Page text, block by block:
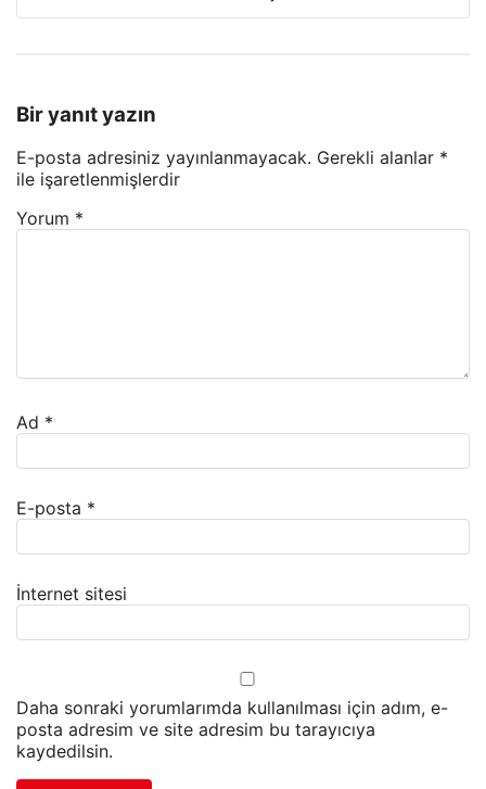
Bir yanıt yazın
E-posta adresiniz yayınlanmayacak. Gerekli alanlar *
ile işaretlenmişlerdir
Yorum *
Ad *
E-posta *
İnternet sitesi
Daha sonraki yorumlarımda kullanılması için adım, e-
posta adresim ve site adresim bu tarayıcıya
kaydedilsin.